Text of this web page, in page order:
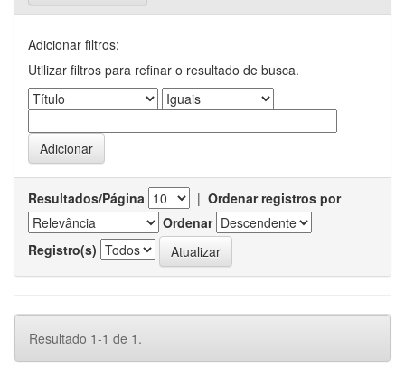
Adicionar filtros:
Utilizar filtros para refinar o resultado de busca.
Resultados/Página | Ordenar registros por
Ordenar
Registro(s)
Resultado 1-1 de 1.